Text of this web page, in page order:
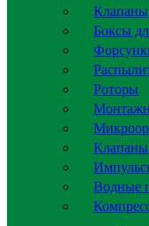
Клапаны
Боксы
Роторы
Клапаны
Водные